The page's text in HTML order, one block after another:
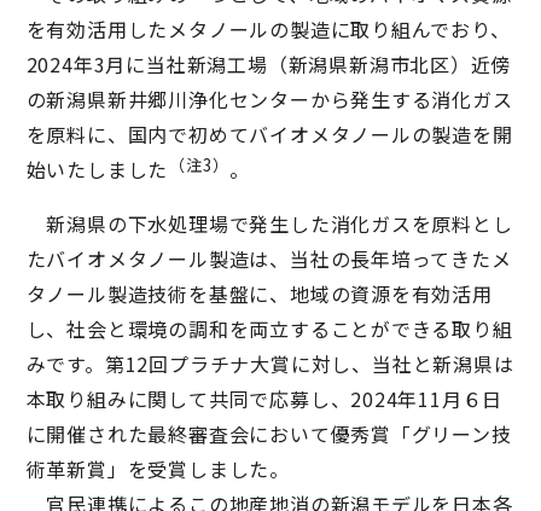
を有効活用したメタノールの製造に取り組んでおり、
2024年3月に当社新潟工場（新潟県新潟市北区）近傍
の新潟県新井郷川浄化センターから発生する消化ガス
を原料に、国内で初めてバイオメタノールの製造を開
始いたしました
（注3） 。
新潟県の下水処理場で発生した消化ガスを原料とし
たバイオメタノール製造は、当社の長年培ってきたメ
タノール製造技術を基盤に、地域の資源を有効活用
し、社会と環境の調和を両立することができる取り組
みです。第12回プラチナ大賞に対し、当社と新潟県は
本取り組みに関して共同で応募し、2024年11月６日
に開催された最終審査会において優秀賞「グリーン技
術革新賞」を受賞しました。
官民連携によるこの地産地消の新潟モデルを日本各